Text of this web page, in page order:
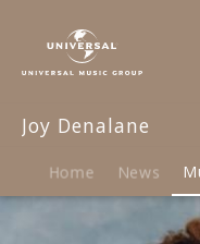
Denalane
Musik
Joy Denalane
Home News